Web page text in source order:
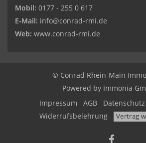
Mobil: 0177 - 255 0 617
E-Mail: info@conrad-rmi.de
Web: www.conrad-rmi.de
© Conrad Rhein-Main
Powered by Immonia
Impressum
AGB Datenschutz
Widerrufsbelehrung
Vertrag